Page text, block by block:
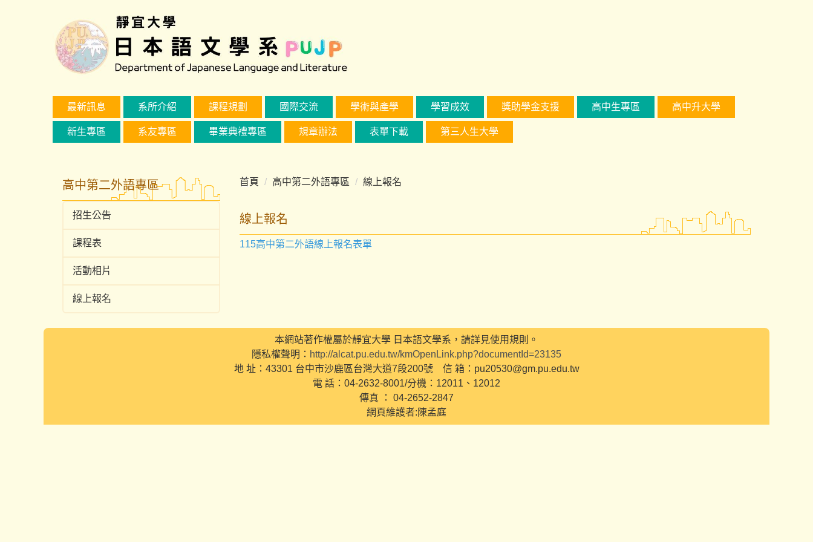
最新訊息
系所介紹 課程規劃 國際交流 學術與產學 學習成效 獎助學金支援 高中生專區 高中升大學
新生專區 系友專區 畢業典禮專區 規章辦法 表單下載 第三人生大學
高中第二外語專區
招生公告
課程表
活動相片
線上報名
首頁 高中第二外語專區 線上報名
線上報名
115高中第二外語線上報名表單
本網站著作權屬於靜宜大學 日本語文學系，請詳見使用規則。
隱私權聲明： http://alcat.pu.edu.tw/kmOpenLink.php?documentId=23135
地 址：43301 台中市沙鹿區台灣大道7段200號 信 箱：pu20530@gm.pu.edu.tw
電 話：04-2632-8001/分機：12011、12012
傳真 ： 04-2652-2847
網頁維護者:陳孟庭